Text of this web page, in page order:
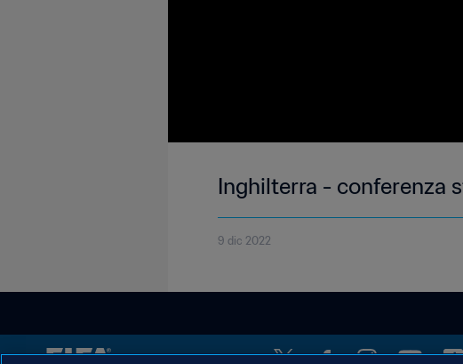
Inghilterra - conferenza
9 dic 2022